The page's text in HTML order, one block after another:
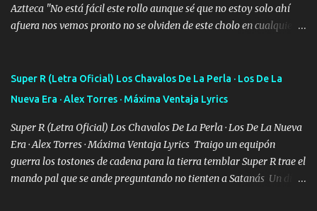
Aztteca "No está fácil este rollo aunque sé que no estoy solo ahí
afuera nos vemos pronto no se olviden de este cholo en cualquier
equipo quedó afuera" Letra original de www.elnorteduro.com
"Bien al tiro la plebada siempre listos pa la gu'erra y a mi
como soy" "El jefe ondeado buena escuela nos dejó y firmes
compadre avestruz hay le va un saludon que sigan las artilladas
en acción" Música "No hace falta ni mi apodo porque ya saben qué
rollo se escuchaba este loco les iba a durar muy poco cuando
Super R (Letra Oficial) Los Chavalos De La Perla · Los De La
Nueva Era · Alex Torres · Máxima Ventaja Lyrics
Super R (Letra Oficial) Los Chavalos De La Perla · Los De La Nueva
Era · Alex Torres · Máxima Ventaja Lyrics Traigo un equipón
guerra los tostones de cadena para la tierra temblar Super R trae el
mando pal que se ande preguntando no tienten a Satanás Un día